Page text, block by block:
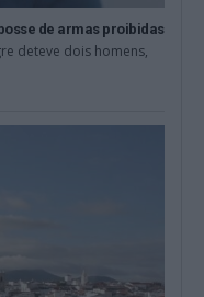
de armas proibidas
deteve dois homens,